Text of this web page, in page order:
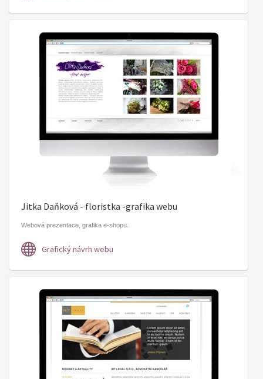
Jitka Daňková - floristka -grafika webu
Webová prezentace, grafika e-shopu.
Grafický návrh webu